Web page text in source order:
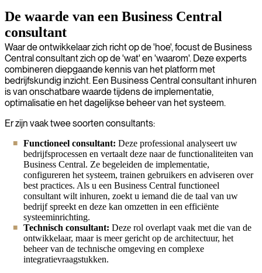
De waarde van een Business Central
consultant
Waar de ontwikkelaar zich richt op de 'hoe', focust de Business
Central consultant zich op de 'wat' en 'waarom'. Deze experts
combineren diepgaande kennis van het platform met
bedrijfskundig inzicht. Een Business Central consultant inhuren
is van onschatbare waarde tijdens de implementatie,
optimalisatie en het dagelijkse beheer van het systeem.
Er zijn vaak twee soorten consultants:
Functioneel consultant: Deze professional analyseert uw
bedrijfsprocessen en vertaalt deze naar de functionaliteiten van
Business Central. Ze begeleiden de implementatie,
configureren het systeem, trainen gebruikers en adviseren over
best practices. Als u een Business Central functioneel
consultant wilt inhuren, zoekt u iemand die de taal van uw
bedrijf spreekt en deze kan omzetten in een efficiënte
systeeminrichting.
Technisch consultant: Deze rol overlapt vaak met die van de
ontwikkelaar, maar is meer gericht op de architectuur, het
beheer van de technische omgeving en complexe
integratievraagstukken.